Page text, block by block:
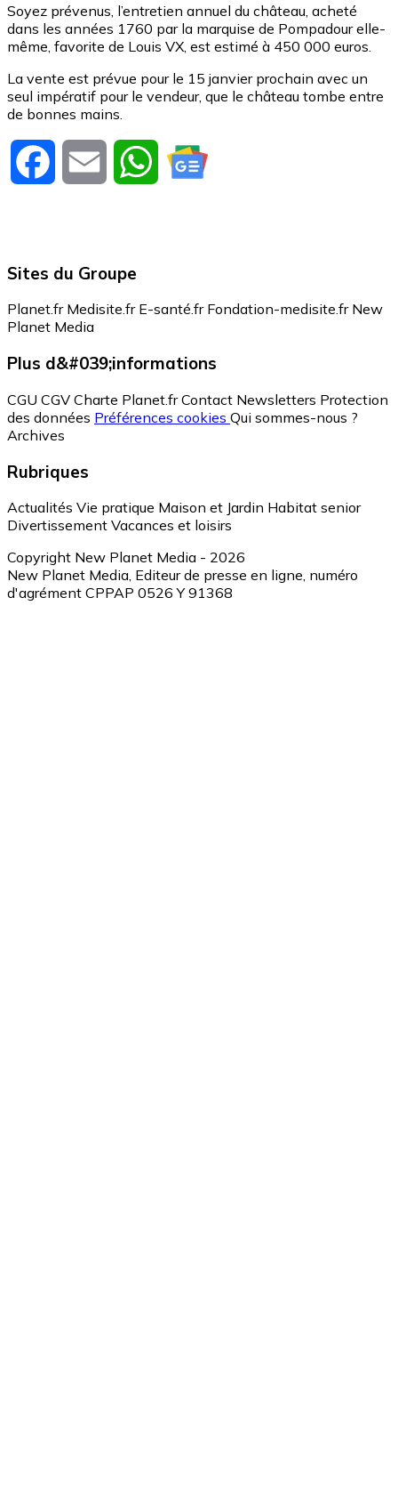
Soyez prévenus, l’entretien annuel du château, acheté
dans les années 1760 par la marquise de Pompadour elle-
même, favorite de Louis VX, est estimé à 450 000 euros.
La vente est prévue pour le 15 janvier prochain avec un
seul impératif pour le vendeur, que le château tombe entre
de bonnes mains.
Facebook Email WhatsApp
Sites du Groupe
Planet.fr Medisite.fr E-santé.fr Fondation-medisite.fr New
Planet Media
Plus d&#039;informations
CGU CGV Charte Planet.fr Contact Newsletters Protection
des données Préférences cookies Qui sommes-nous ?
Archives
Rubriques
Actualités Vie pratique Maison et Jardin Habitat senior
Divertissement Vacances et loisirs
Copyright New Planet Media - 2026
New Planet Media, Editeur de presse en ligne, numéro
d'agrément CPPAP 0526 Y 91368